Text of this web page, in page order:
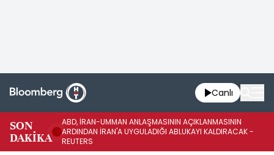
Canlı
SON
DAKİKA
ABD, İRAN-UMMAN ANLAŞMASININ AÇIKLANMASININ
ARDINDAN İRAN'A UYGULADIĞI ABLUKAYI KALDIRACAK -
REUTERS